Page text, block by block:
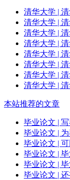
清华大学 |
清华大学 |
清华大学 |
清华大学 |
清华大学 |
清华大学 |
清华大学 |
清华大学 |
本站推荐的文章
毕业论文 |
毕业论文 |
毕业论文 |
毕业论文 |
毕业论文 |
毕业论文 |